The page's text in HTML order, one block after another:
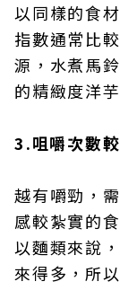
以同樣的食
指數通常比
源，水煮馬
的精緻度洋
3.咀嚼次數
越有嚼勁，
感較紮實的
以麵類來說
來得多，所